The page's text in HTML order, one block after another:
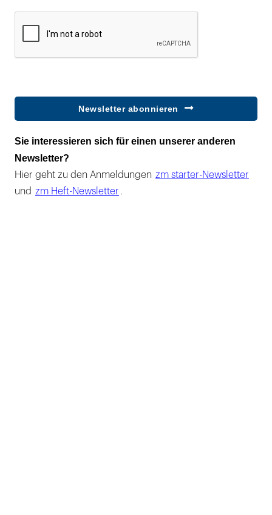
Newsletter abonnieren
Sie interessieren sich für einen unserer anderen
Newsletter?
Hier geht zu den Anmeldungen zm starter-Newsletter
und zm Heft-Newsletter .